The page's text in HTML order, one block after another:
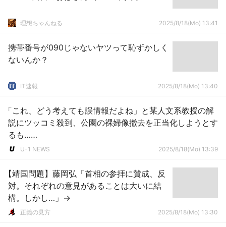
理想ちゃんねる 2025/8/18(Mo) 13:41
携帯番号が090じゃないヤツって恥ずかしく
ないんか？
IT速報 2025/8/18(Mo) 13:40
「これ、どう考えても誤情報だよね」と某人文系教授の解
説にツッコミ殺到、公園の裸婦像撤去を正当化しようとす
るも……
U-1 NEWS 2025/8/18(Mo) 13:39
【靖国問題】藤岡弘「首相の参拝に賛成、反
対。それぞれの意見があることは大いに結
構。しかし…」→
正義の見方 2025/8/18(Mo) 13:30